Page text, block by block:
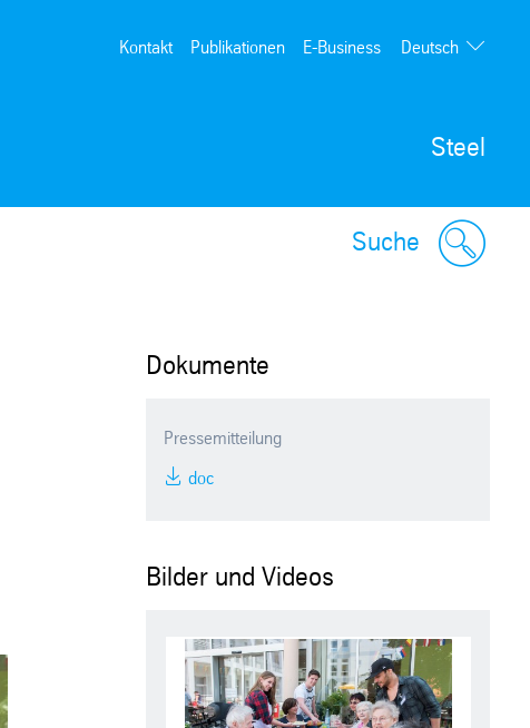
Steel
Kontakt Publikationen E-Business Deutsch
Suche
Dokumente
Pressemitteilung
doc
Bilder und Videos